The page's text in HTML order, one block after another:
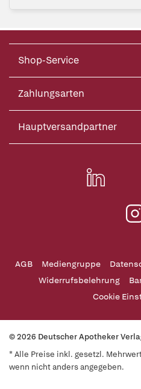
Shop-Service
Zahlungsarten
Hauptversandpartner
AGB Mediengruppe
Widerrufsbelehrung
Cookie
© 2026 Deutscher Apotheker
* Alle Preise inkl. gesetzl.
wenn nicht anders angegeben.